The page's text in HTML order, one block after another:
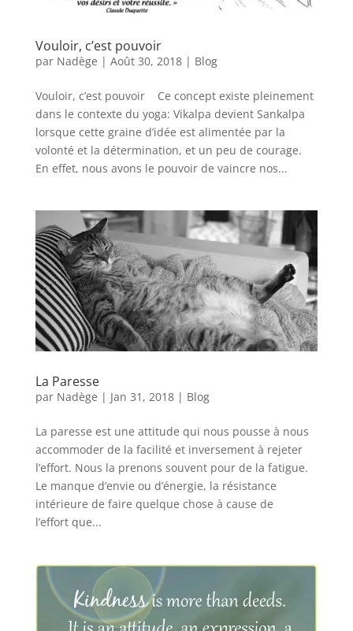
Vouloir, c’est pouvoir
par Nadège | Août 30, 2018| Blog
Vouloir, c’est pouvoir Ce concept existe pleinement
dans le contexte du yoga: Vikalpa devient Sankalpa
lorsque cette graine d’idée est alimentée par la
volonté et la détermination, et un peu de courage.
En effet, nous avons le pouvoir de vaincre nos...
La Paresse
par Nadège | Jan 31, 2018| Blog
La paresse est une attitude qui nous pousse à nous
accommoder de la facilité et inversement à rejeter
l’effort. Nous la prenons souvent pour de la fatigue.
Le manque d’envie ou d’énergie, la résistance
intérieure de faire quelque chose à cause de
l’effort que...